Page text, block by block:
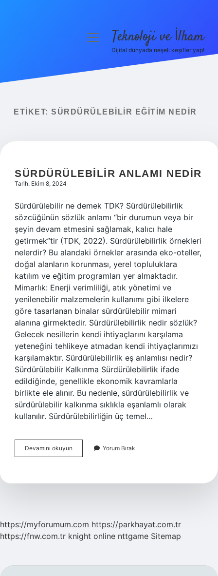
Yasal Uyarı
menüyüTeknoloji ve İlham
Dijital dünyada neşeli keşifler yap!
ETIKET: SÜRDÜRÜLEBILIR EĞITIM NEDIR
SÜRDÜRÜLEBILIR ANLAMI NEDIR
Tarih: Ekim 8, 2024
Sürdürülebilir ne demek TDK? Sürdürülebilirlik
sözcüğünün sözlük anlamı “bir durumun veya bir
şeyin devam etmesini sağlamak, kalıcı hale
getirmek”tir (TDK, 2022). Sürdürülebilirlik örnekleri
nelerdir? Bu alandaki örnekler arasında eko-oteller,
doğal alanların korunması, yerel topluluklara
katılım ve eğitim programları yer almaktadır.
Mimarlık: Enerji verimliliği, atık yönetimi ve
yenilenebilir malzemelerin kullanımı gibi ilkelere
göre tasarlanan binalar sürdürülebilir mimari
alanına girmektedir. Sürdürülebilirlik nedir sözlük?
Gelecek nesillerin kendi ihtiyaçlarını karşılama
yeteneğini tehlikeye atmadan kendi ihtiyaçlarımızı
karşılamaktır. Sürdürülebilirlik eş anlamlısı nedir?
Sürdürülebilir Kalkınma Sürdürülebilirlik ifade
edildiğinde, genellikle ekonomik kavramlarla
birlikte ele alınır. Bu nedenle, sürdürülebilirlik ve
sürdürülebilir kalkınma sıklıkla eşanlamlı olarak
kullanılır. Sürdürülebilirliğin üç temel…
Devamını okuyun Sürdürülebilir
Anlamı
Yorum Bırak
https://myforumum.com https://parkhayat.com.tr
https://fnw.com.tr knight online nttgame Sitemap